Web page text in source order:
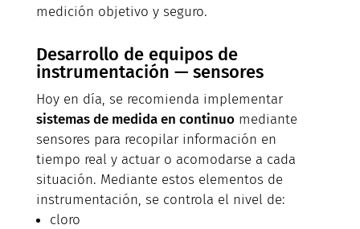
medición objetivo y seguro.
Desarrollo de equipos de
instrumentación — sensores
Hoy en día, se recomienda implementar
sistemas de medida en continuomediante
sensores para recopilar información en
tiempo real y actuar o acomodarse a cada
situación. Mediante estos elementos de
instrumentación, se controla el nivel de:
cloro